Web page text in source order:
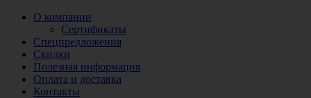
О компании
Сертификаты
Спецпредложения
Скидки
Полезная информация
Оплата и доставка
Контакты